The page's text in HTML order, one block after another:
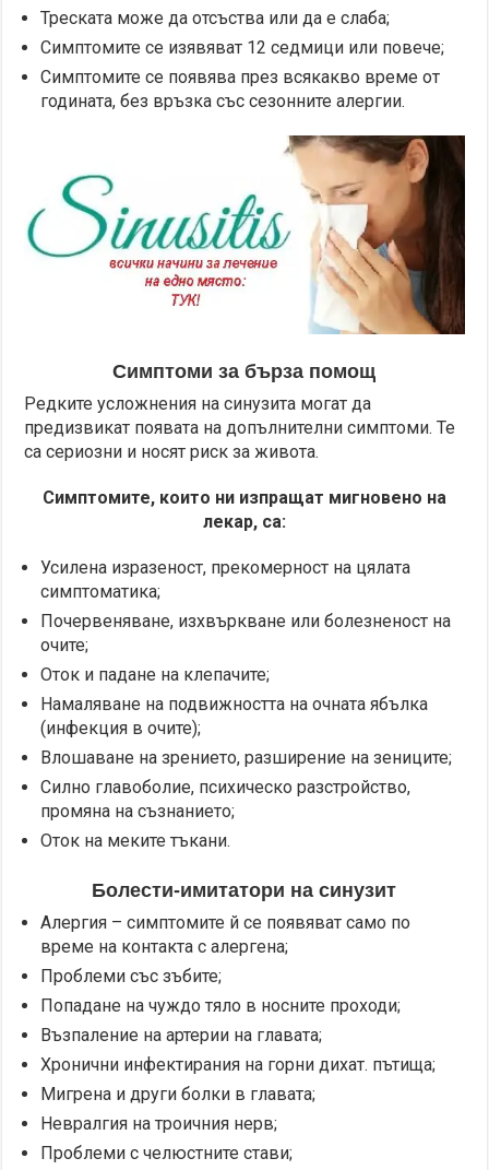
Треската може да отсъства или да е слаба;
Симптомите се изявяват 12 седмици или повече;
Симптомите се появява през всякакво време от
годината, без връзка със сезонните алергии.
Симптоми за бърза помощ
Редките усложнения на синузита могат да
предизвикат появата на допълнителни симптоми. Те
са сериозни и носят риск за живота.
Симптомите, които ни изпращат мигновено на
лекар, са:
Усилена изразеност, прекомерност на цялата
симптоматика;
Почервеняване, изхвъркване или болезненост на
очите;
Оток и падане на клепачите;
Намаляване на подвижността на очната ябълка
(инфекция в очите);
Влошаване на зрението, разширение на зениците;
Силно главоболие, психическо разстройство,
промяна на съзнанието;
Оток на меките тъкани.
Болести-имитатори на синузит
Алергия – симптомите й се появяват само по
време на контакта с алергена;
Проблеми със зъбите;
Попадане на чуждо тяло в носните проходи;
Възпаление на артерии на главата;
Хронични инфектирания на горни дихат. пътища;
Мигрена и други болки в главата;
Невралгия на троичния нерв;
Проблеми с челюстните стави;